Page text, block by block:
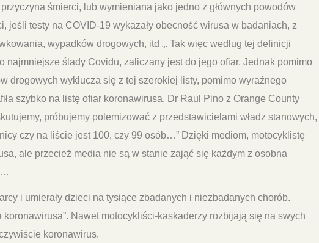
śmierci, lub wymieniana jako jedno z głównych powodów
jeśli testy na COVID-19 wykazały obecność wirusa w badaniach, z
wypadków drogowych, itd „. Tak więc według tej definicji
najmniejsze ślady Covidu, zaliczany jest do jego ofiar. Jednak pomimo
drogowych wyklucza się z tej szerokiej listy, pomimo wyraźnego
szybko na listę ofiar koronawirusa. Dr Raul Pino z Orange County
próbujemy polemizować z przedstawicielami władz stanowych,
czy na liście jest 100, czy 99 osób…” Dzięki mediom, motocyklistę
ale przecież media nie są w stanie zająć się każdym z osobna
i umierały dzieci na tysiące zbadanych i niezbadanych chorób.
koronawirusa”. Nawet motocykliści-kaskaderzy rozbijają się na swych
koronawirus.